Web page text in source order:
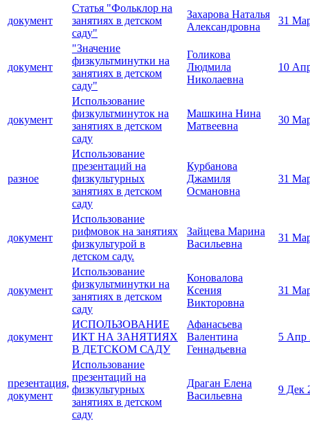
документ
Статья "Фольклор на
занятиях в детском
саду"
Захарова Наталья
Александровна
31
документ
"Значение
физкультминутки на
занятиях в детском
саду"
Голикова
Людмила
Николаевна
10
документ
Использование
физкультминуток на
занятиях в детском
саду
Машкина Нина
Матвеевна
30
разное
Использование
презентаций на
физкультурных
занятиях в детском
саду
Курбанова
Джамиля
Османовна
31
документ
Использование
рифмовок на занятиях
физкультурой в
детском саду.
Зайцева Марина
Васильевна
31
документ
Использование
физкультминутки на
занятиях в детском
саду
Коновалова
Ксения
Викторовна
31
документ
ИСПОЛЬЗОВАНИЕ
ИКТ НА ЗАНЯТИЯХ
В ДЕТСКОМ САДУ
Афанасьева
Валентина
Геннадьевна
5 Апр
презентация,
документ
Использование
презентаций на
физкультурных
занятиях в детском
саду
Драган Елена
Васильевна
9 Дек